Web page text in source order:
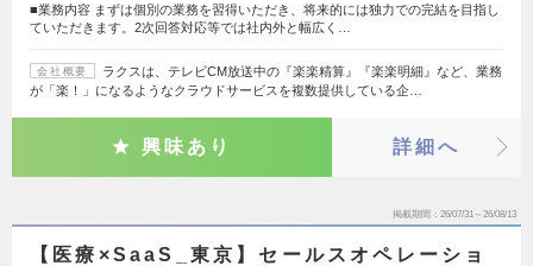
■業務内容 まずは個別の業務を習得いただき、将来的には独力での完結を目指し
ていただきます。2次回答対応等では社内外と幅広く…
会社概要
ラクスは、テレビCM放送中の『楽楽精算』『楽楽明細』など、業務
が「楽！」になるようなクラウドサービスを複数提供している企…
興味あり 詳細へ
掲載期間 26/07/31～26/08/13
【医療×SaaS_東京】セールスオペレーショ